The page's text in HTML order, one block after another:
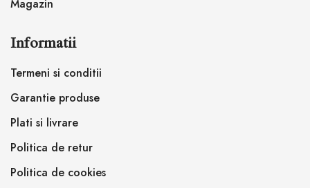
Magazin
Informatii
Termeni si conditii
Garantie produse
Plati si livrare
Politica de retur
Politica de cookies